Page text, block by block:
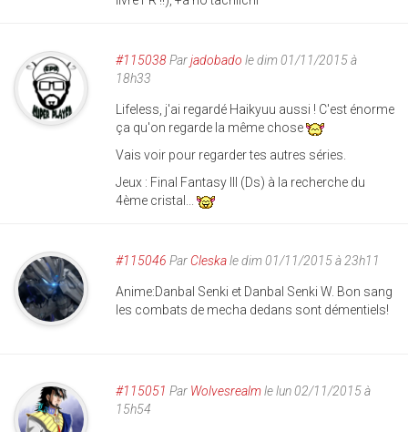
#115038Parjadobado le dim 01/11/2015 à
18h33
Lifeless, j'ai regardé Haikyuu aussi ! C'est énorme
ça qu'on regarde la même chose
Vais voir pour regarder tes autres séries.
Jeux : Final Fantasy III (Ds) à la recherche du
4ème cristal...
#115046 Par Cleskale dim 01/11/2015 à 23h11
Anime:Danbal Senki et Danbal Senki W. Bon sang
les combats de mecha dedans sont démentiels!
#115051 Par Wolvesrealmle lun 02/11/2015 à
15h54